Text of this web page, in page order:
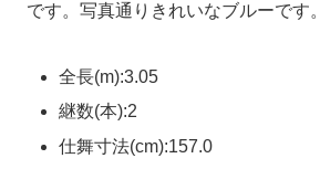
です。写真通りきれいなブルーです。
全長(m):3.05
継数(本):2
仕舞寸法(cm):157.0